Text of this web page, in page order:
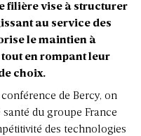
filière vise à structurer
au service des
le maintien à
en rompant leur
choix.
de Bercy, on
du groupe France
des technologies